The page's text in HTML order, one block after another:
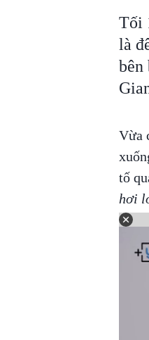
Tối
là
bên
Vừa
tố
hơi